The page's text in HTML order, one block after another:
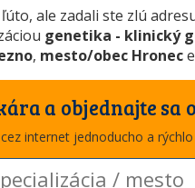
ľúto, ale zadali ste zlú
genetika - klinický
, mesto/obec Hronec
a objednajte sa
internet jednoducho a